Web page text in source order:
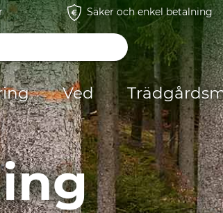
Säker och enkel betalning
Ved